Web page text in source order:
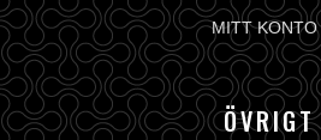
MITT KONTO
ÖVRIGT